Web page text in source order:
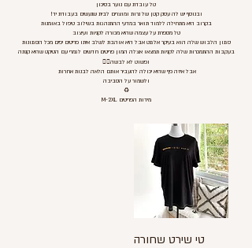
טל עובדת עם נוער בסיכון
ובנוסף יש לה עסק קטן של נרות ומוצרים לבית שנעשים בעבודת יד!
בקרוב היא מתחילה ללמוד תואר במדעי ההתנהגות בשילוב טיפול באומנות
טל מספרת על עצמה שהיא מכורה לקניות ועיצוב
סגנון הלבוש שלה הוא בעיקר אלגנט אבל היא אוהבת לשלב איתו פריטים יפים מכל הסגנונות
בעקבות ההתמכרות שלה לקניות תמצאו אצלה המון פריטים חדשים לגמרי עם הטיקט שהיא קנתה
ופשוט לא לבשה🤷‍♀️
אבל איזה כיף שהיא יכולה להעביר אותם הלאה לבנות אחרות
ולשמור על הסביבה
♻️
מידות הפריטים M-2XL
טי שירט שחורה